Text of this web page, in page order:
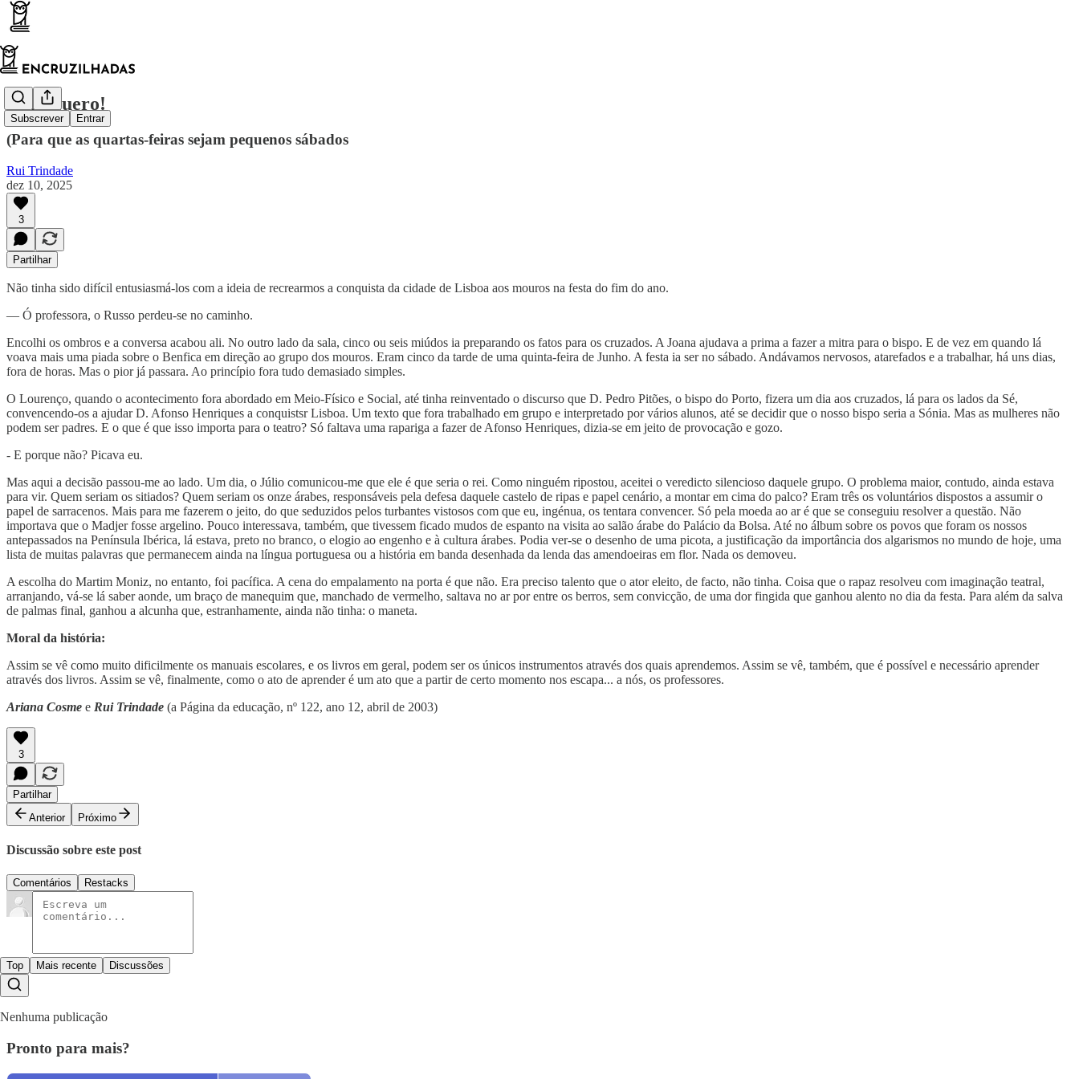
Subscrever Entrar
Num quero!
(Para que as quartas-feiras sejam pequenos sábados
Rui Trindade
dez 10, 2025
3
Partilhar
Não tinha sido difícil entusiasmá-los com a ideia de recrearmos a conquista da cidade de Lisboa aos mouros na festa do fim do ano.
— Ó professora, o Russo perdeu-se no caminho.
Encolhi os ombros e a conversa acabou ali. No outro lado da sala, cinco ou seis miúdos ia preparando os fatos para os cruzados. A Joana ajudava a prima a fazer a mitra para o bispo. E de vez em quando lá
voava mais uma piada sobre o Benfica em direção ao grupo dos mouros. Eram cinco da tarde de uma quinta-feira de Junho. A festa ia ser no sábado. Andávamos nervosos, atarefados e a trabalhar, há uns dias,
fora de horas. Mas o pior já passara. Ao princípio fora tudo demasiado simples.
O Lourenço, quando o acontecimento fora abordado em Meio-Físico e Social, até tinha reinventado o discurso que D. Pedro Pitões, o bispo do Porto, fizera um dia aos cruzados, lá para os lados da Sé,
convencendo-os a ajudar D. Afonso Henriques a conquistsr Lisboa. Um texto que fora trabalhado em grupo e interpretado por vários alunos, até se decidir que o nosso bispo seria a Sónia. Mas as mulheres não
podem ser padres. E o que é que isso importa para o teatro? Só faltava uma rapariga a fazer de Afonso Henriques, dizia-se em jeito de provocação e gozo.
- E porque não? Picava eu.
Mas aqui a decisão passou-me ao lado. Um dia, o Júlio comunicou-me que ele é que seria o rei. Como ninguém ripostou, aceitei o veredicto silencioso daquele grupo. O problema maior, contudo, ainda estava
para vir. Quem seriam os sitiados? Quem seriam os onze árabes, responsáveis pela defesa daquele castelo de ripas e papel cenário, a montar em cima do palco? Eram três os voluntários dispostos a assumir o
papel de sarracenos. Mais para me fazerem o jeito, do que seduzidos pelos turbantes vistosos com que eu, ingénua, os tentara convencer. Só pela moeda ao ar é que se conseguiu resolver a questão. Não
importava que o Madjer fosse argelino. Pouco interessava, também, que tivessem ficado mudos de espanto na visita ao salão árabe do Palácio da Bolsa. Até no álbum sobre os povos que foram os nossos
antepassados na Península Ibérica, lá estava, preto no branco, o elogio ao engenho e à cultura árabes. Podia ver-se o desenho de uma picota, a justificação da importância dos algarismos no mundo de hoje, uma
lista de muitas palavras que permanecem ainda na língua portuguesa ou a história em banda desenhada da lenda das amendoeiras em flor. Nada os demoveu.
A escolha do Martim Moniz, no entanto, foi pacífica. A cena do empalamento na porta é que não. Era preciso talento que o ator eleito, de facto, não tinha. Coisa que o rapaz resolveu com imaginação teatral,
arranjando, vá-se lá saber aonde, um braço de manequim que, manchado de vermelho, saltava no ar por entre os berros, sem convicção, de uma dor fingida que ganhou alento no dia da festa. Para além da salva
de palmas final, ganhou a alcunha que, estranhamente, ainda não tinha: o maneta.
Moral da história:
Assim se vê como muito dificilmente os manuais escolares, e os livros em geral, podem ser os únicos instrumentos através dos quais aprendemos. Assim se vê, também, que é possível e necessário aprender
através dos livros. Assim se vê, finalmente, como o ato de aprender é um ato que a partir de certo momento nos escapa... a nós, os professores.
Ariana Cosme e Rui Trindade (a Página da educação, nº 122, ano 12, abril de 2003)
3
Partilhar
Anterior
Próximo
Discussão sobre este post
Comentários Restacks
Top Mais recente Discussões
Nenhuma publicação
Pronto para mais?